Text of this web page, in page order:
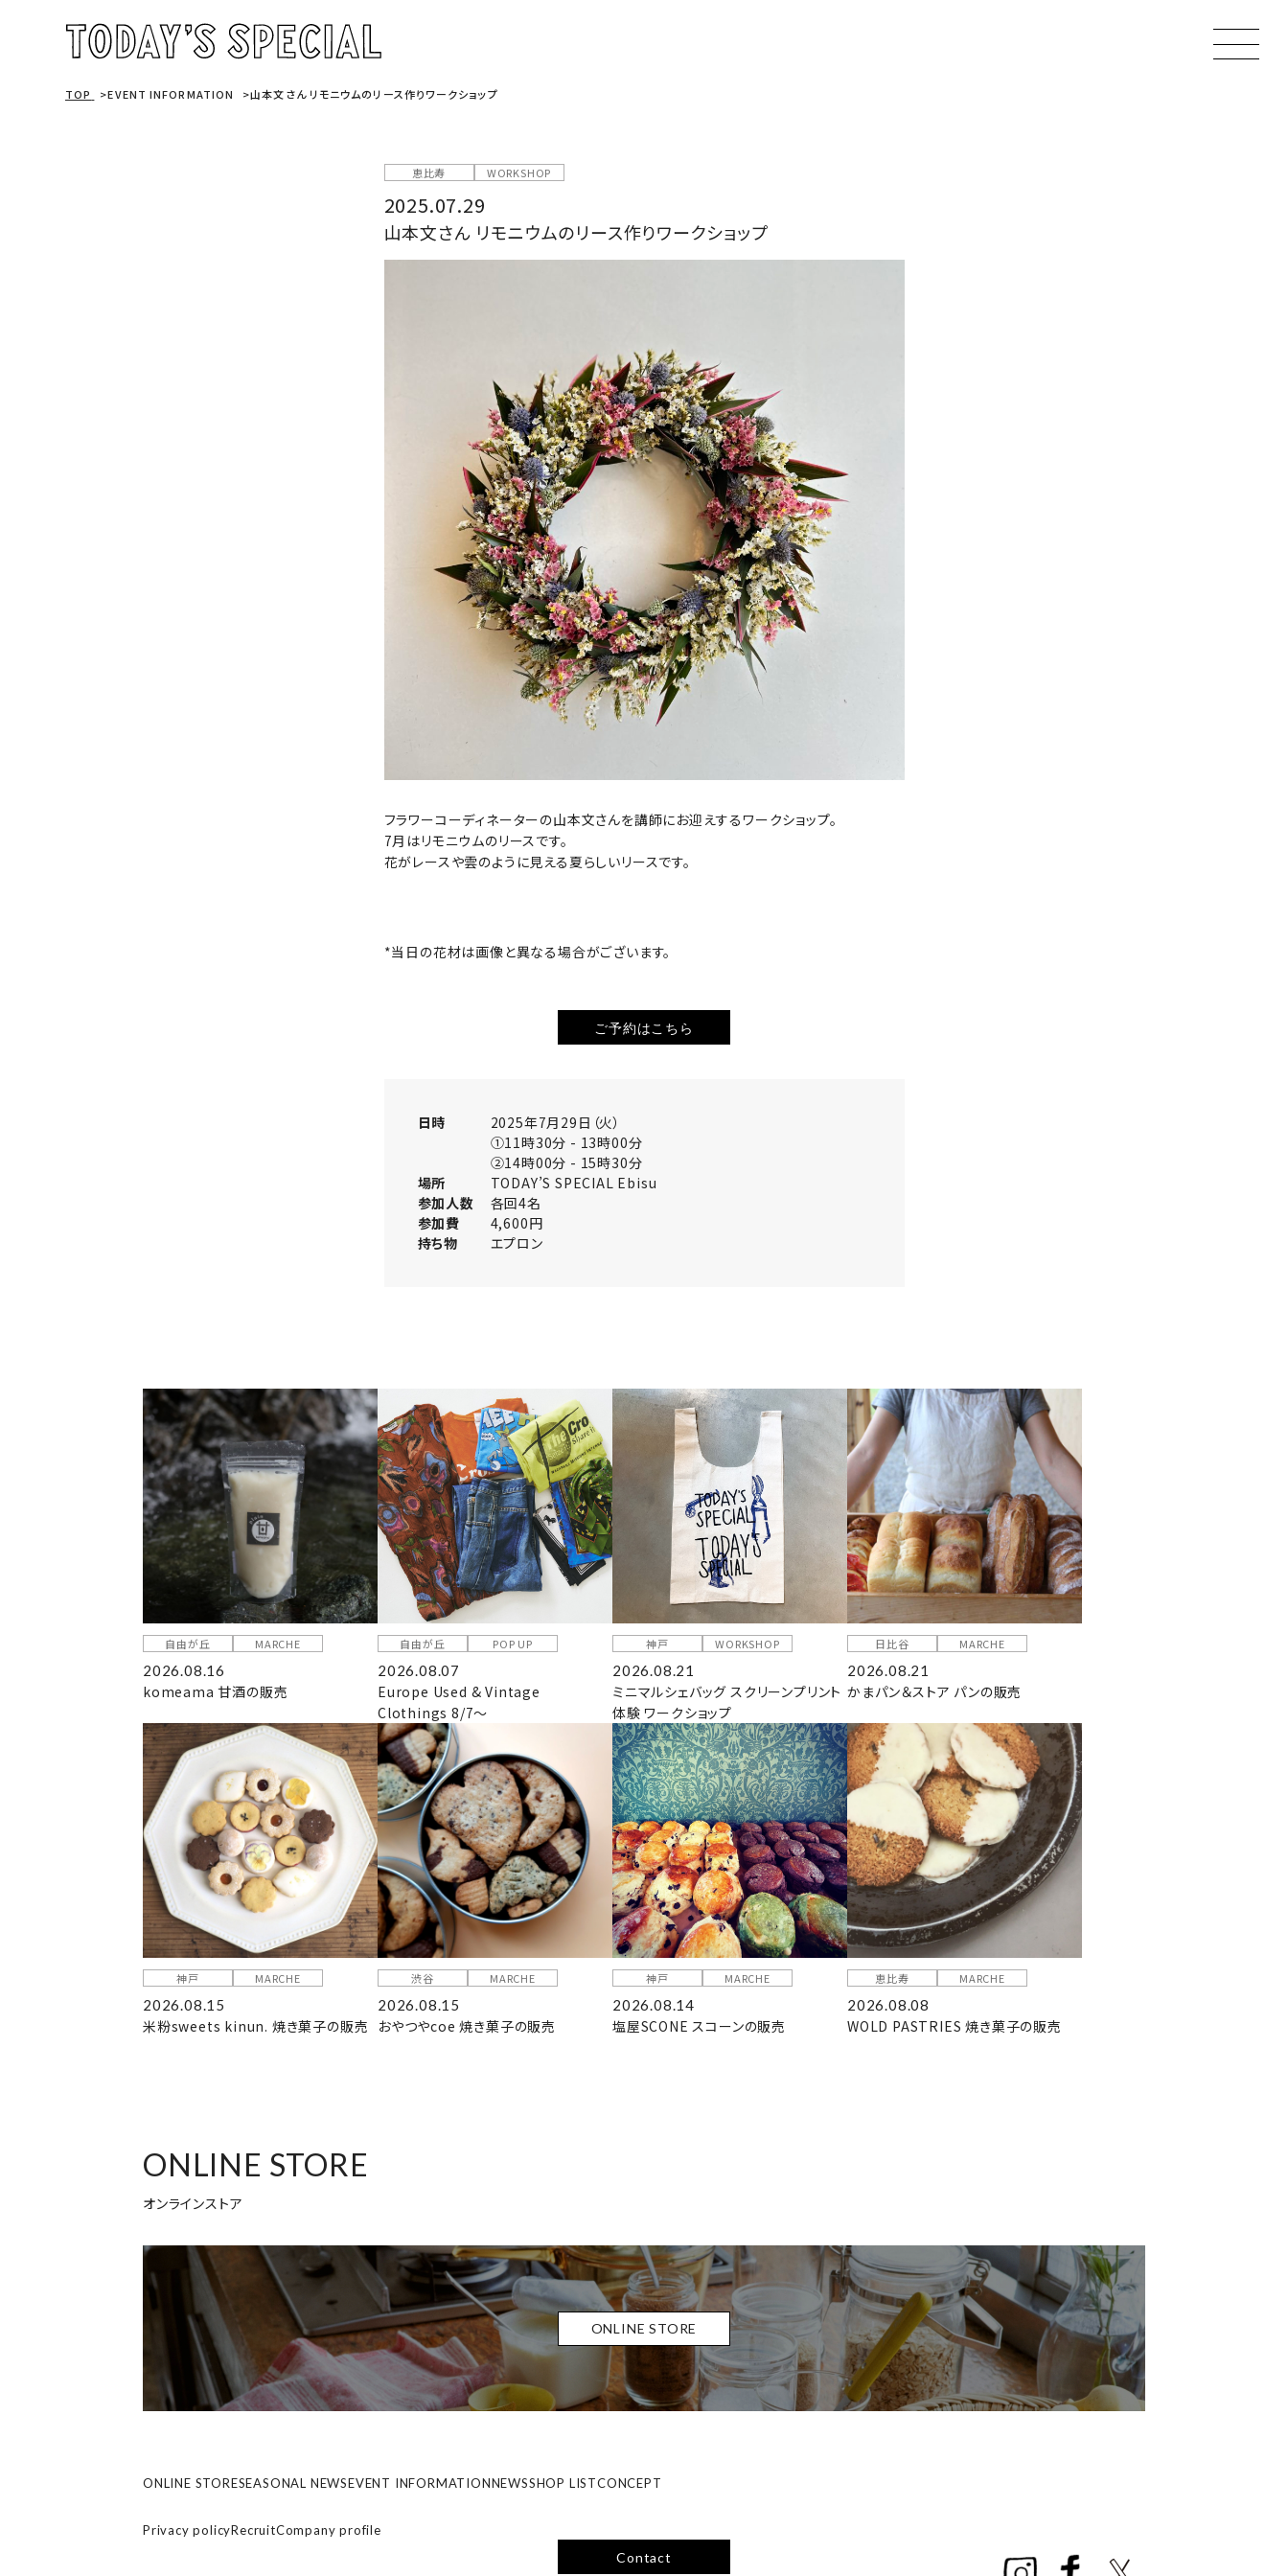
TOP EVENT INFORMATION 山本文さん リモニウムのリース作りワークショップ
恵比寿 WORKSHOP
2025.07.29
山本文さん リモニウムのリース作りワークショップ
フラワーコーディネーターの山本文さんを講師にお迎えするワークショップ。
7月はリモニウムのリースです。
花がレースや雲のように見える夏らしいリースです。
*当日の花材は画像と異なる場合がございます。
ご予約はこちら
日時
2025年7月29日（火）
①11時30分 - 13時00分
②14時00分 - 15時30分
場所
TODAY’S SPECIAL Ebisu
参加人数
各回4名
参加費
4,600円
持ち物
エプロン
自由が丘 MARCHE
2026.08.16
komeama 甘酒の販売
自由が丘 POP UP
2026.08.07
Europe Used & Vintage
Clothings 8/7～
神戸 WORKSHOP
2026.08.21
ミニマルシェバッグ スクリーンプリント
体験 ワークショップ
日比谷 MARCHE
2026.08.21
かまパン＆ストア パンの販売
神戸 MARCHE
2026.08.15
米粉sweets kinun. 焼き菓子の販売
渋谷 MARCHE
2026.08.15
おやつやcoe 焼き菓子の販売
神戸 MARCHE
2026.08.14
塩屋SCONE スコーンの販売
恵比寿 MARCHE
2026.08.08
WOLD PASTRIES 焼き菓子の販売
ONLINE STORE
オンラインストア
ONLINE STORE
ONLINE STORESEASONAL NEWSEVENT INFORMATIONNEWSSHOP LISTCONCEPT
Privacy policyRecruitCompany profile
Contact